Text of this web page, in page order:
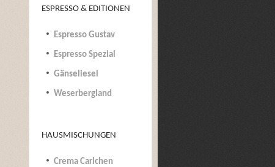
ESPRESSO & EDITIONEN
Espresso Gustav
Espresso Spezial
Gänseliesel
Weserbergland
HAUSMISCHUNGEN
Crema Carlchen